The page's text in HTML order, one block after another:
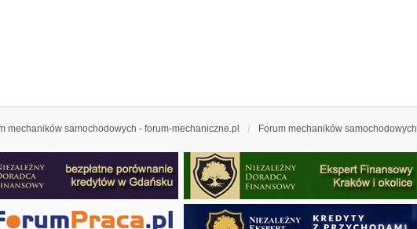
mechaników samochodowych - forum-mechaniczne.pl Forum mechaników samochodowych